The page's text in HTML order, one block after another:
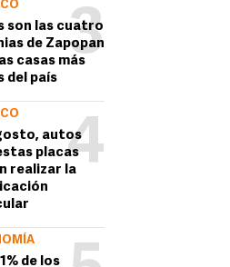
3
son las cuatro
de Zapopan
casas más
del país
4
autos
placas
realizar la
de los